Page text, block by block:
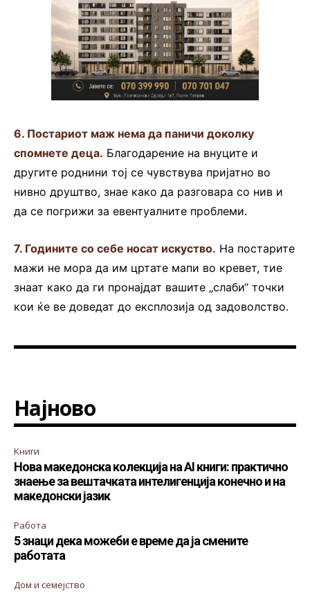
6. Постариот маж нема да паничи доколку
спомнете деца. Благодарение на внуците и
другите роднини тој се чувствува пријатно во
нивно друштво, знае како да разговара со нив и
да се погрижи за евентуалните проблеми.
7. Годините со себе носат искуство. На постарите
мажи не мора да им цртате мапи во кревет, тие
знаат како да ги пронајдат вашите „слаби“ точки
кои ќе ве доведат до експлозија од задоволство.
Најново
Книги
Нова македонска колекција на AI книги: практично
знаење за вештачката интелигенција конечно и на
македонски јазик
Работа
5 знаци дека можеби е време да ја смените
работата
Дом и семејство